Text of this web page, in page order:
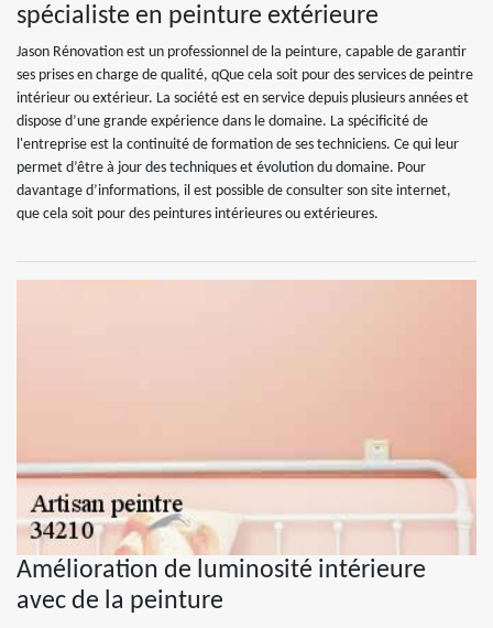
spécialiste en peinture extérieure
Jason Rénovation est un professionnel de la peinture, capable de garantir
ses prises en charge de qualité, qQue cela soit pour des services de peintre
intérieur ou extérieur. La société est en service depuis plusieurs années et
dispose d’une grande expérience dans le domaine. La spécificité de
l'entreprise est la continuité de formation de ses techniciens. Ce qui leur
permet d’être à jour des techniques et évolution du domaine. Pour
davantage d’informations, il est possible de consulter son site internet,
que cela soit pour des peintures intérieures ou extérieures.
Amélioration de luminosité intérieure
avec de la peinture